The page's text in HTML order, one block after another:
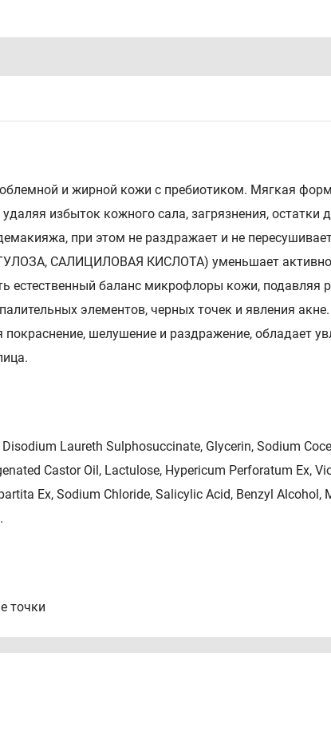
и жирной кожи с пребиотиком. Мягкая
избыток кожного сала, загрязнения, остатки
при этом не раздражает и не
САЛИЦИЛОВАЯ КИСЛОТА) уменьшает
естественный баланс микрофлоры кожи, подавляя
элементов, черных точек и явления
покраснение, шелушение и раздражение,
Laureth Sulphosuccinate, Glycerin, Sodium
Castor Oil, Lactulose, Hypericum Perforatum Ex,
Ex, Sodium Chloride, Salicylic Acid, Benzyl
точки